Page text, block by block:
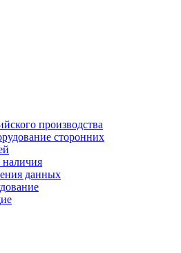
производства
сторонних
наличия
данных